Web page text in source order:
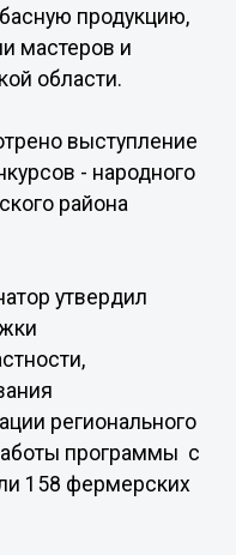
продукцию,
мастеров и
области.
выступление
- народного
района
утвердил
регионального
программы с
158 фермерских